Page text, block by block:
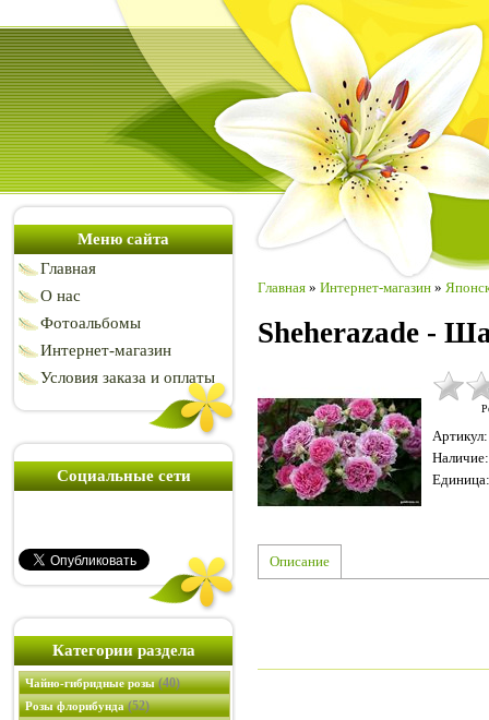
Меню сайта
Главная
О нас
Фотоальбомы
Интернет-магазин
Условия заказа и оплаты
Социальные сети
Категории раздела
Чайно-гибридные розы(40)
Розы флорибунда(52)
Главная » Интернет-магазин »
Sheherazade -
Артикул:
Наличие:
Единица:
Описание